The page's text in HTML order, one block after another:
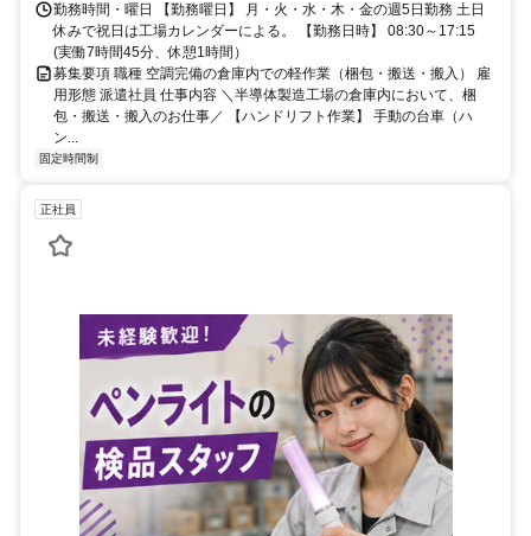
利用OK
勤務時間・曜日 【勤務曜日】 月・火・水・木・金の週5日勤務 土日
休みで祝日は工場カレンダーによる。 【勤務日時】 08:30～17:15
(実働7時間45分、休憩1時間）
募集要項 職種 空調完備の倉庫内での軽作業（梱包・搬送・搬入） 雇
用形態 派遣社員 仕事内容 ＼半導体製造工場の倉庫内において、梱
包・搬送・搬入のお仕事／ 【ハンドリフト作業】 手動の台車（ハ
ン...
固定時間制
正社員